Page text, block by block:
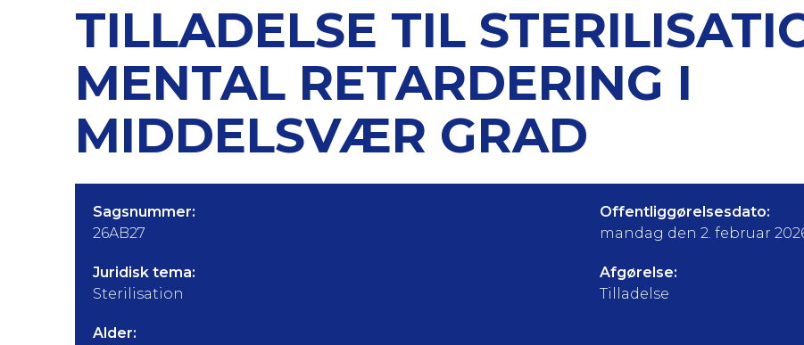
TILLADELSE TIL
MENTAL RETARDERING I
MIDDELSVÆR GRAD
Sagsnummer:
26AB27
Offentliggørelsesdato:
mandag den 2. februar
Juridisk tema:
Sterilisation
Afgørelse:
Tilladelse
Alder: